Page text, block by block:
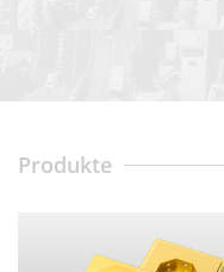
Produkte